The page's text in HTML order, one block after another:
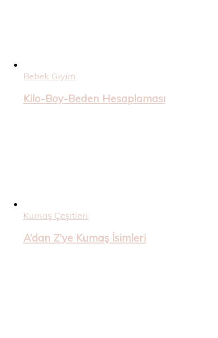
Bebek Giyim
Kilo-Boy-Beden Hesaplaması
Kumaş Çeşitleri
A’dan Z’ye Kumaş İsimleri